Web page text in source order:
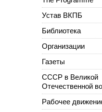
Устав ВКПБ
Библиотека
Организации
Газеты
СССР в Великой
Отечественной
Рабочее